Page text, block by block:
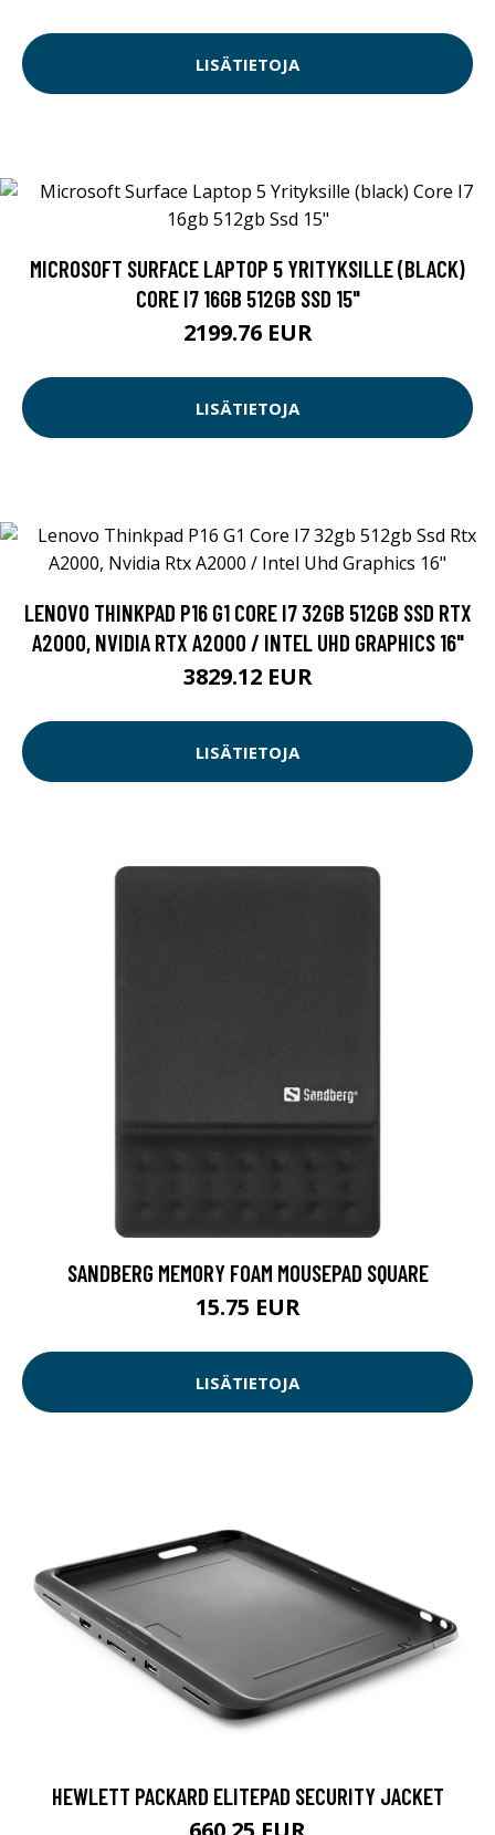
LISÄTIETOJA
MICROSOFT SURFACE LAPTOP 5 YRITYKSILLE (BLACK)
CORE I7 16GB 512GB SSD 15"
2199.76 EUR
LISÄTIETOJA
LENOVO THINKPAD P16 G1 CORE I7 32GB 512GB SSD RTX
A2000, NVIDIA RTX A2000 / INTEL UHD GRAPHICS 16"
3829.12 EUR
LISÄTIETOJA
SANDBERG MEMORY FOAM MOUSEPAD SQUARE
15.75 EUR
LISÄTIETOJA
HEWLETT PACKARD ELITEPAD SECURITY JACKET